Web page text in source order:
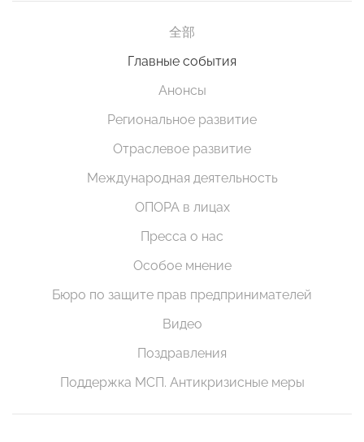
全部
Главные события
Анонсы
Региональное развитие
Отраслевое развитие
Международная деятельность
ОПОРА в лицах
Пресса о нас
Особое мнение
Бюро по защите прав предпринимателей
Видео
Поздравления
Поддержка МСП. Антикризисные меры